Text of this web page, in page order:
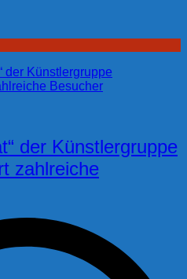
der Künstlergruppe
zahlreiche